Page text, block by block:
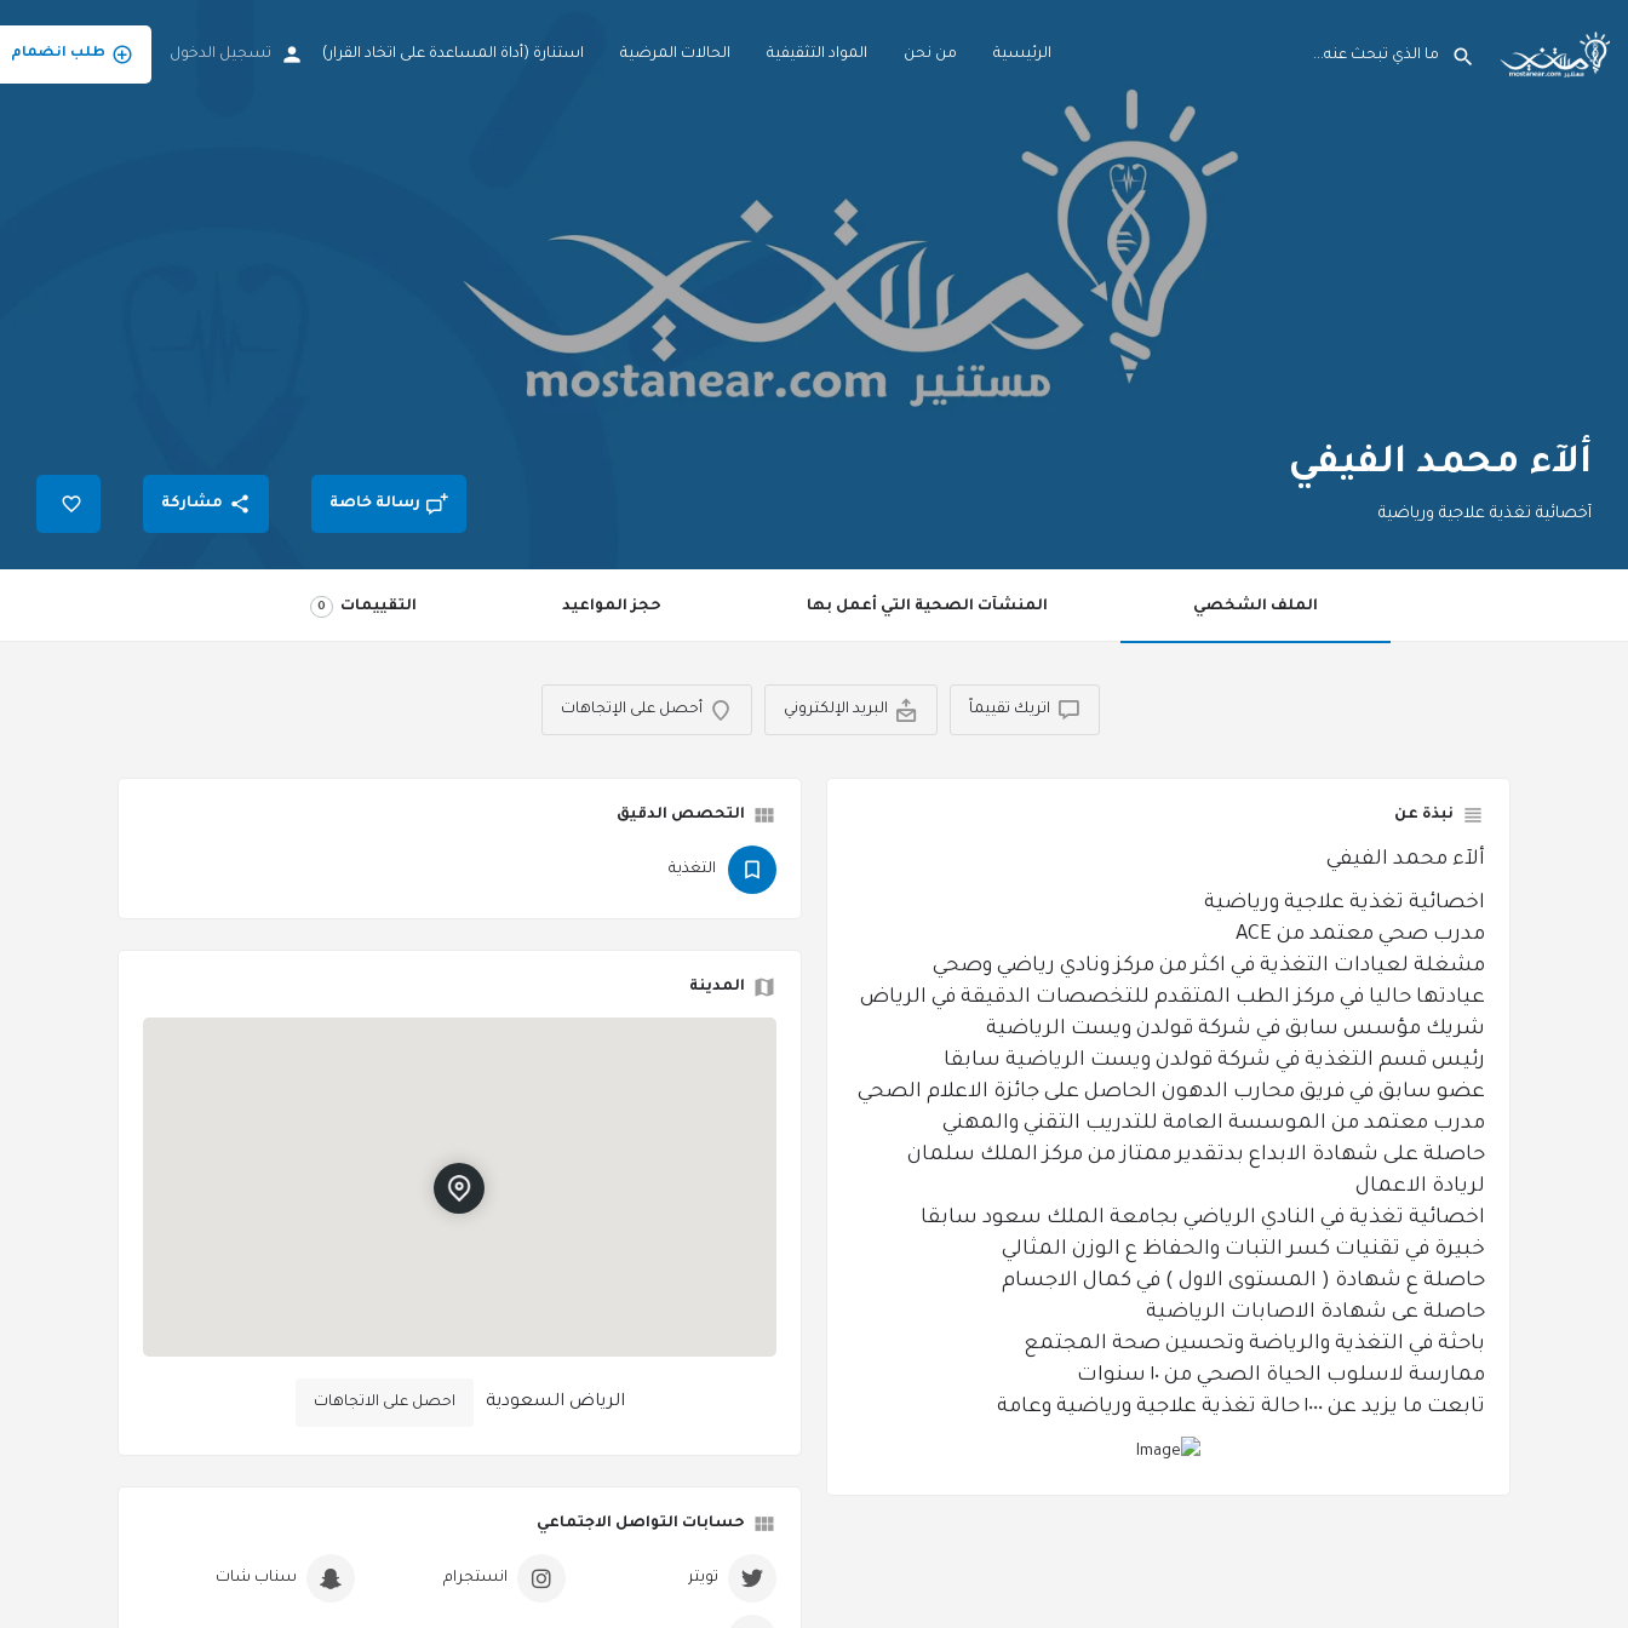
الرئيسية من نحن المواد التثقيفية الحالات المرضية استنارة (أداة المساعدة على اتخاد القرار) تسجيل الدخول طلب انضمام
ألآء محمد الفيفي
أخصائية تغذية علاجية ورياضية
رسالة خاصة مشاركة
الملف الشخصي المنشآت الصحية التي أعمل بها حجز المواعيد التقييمات 0
اتريك تقييماً البريد الإلكتروني أحصل على الإتجاهات
نبذة عن
ألآء محمد الفيفي
اخصائية تغذية علاجية ورياضية
مدرب صحي معتمد من ACE
مشغلة لعيادات التغذية في اكثر من مركز ونادي رياضي وصحي
عيادتها حاليا في مركز الطب المتقدم للتخصصات الدقيقة في الرياض
شريك مؤسس سابق في شركة قولدن ويست الرياضية
رئيس قسم التغذية في شركة قولدن ويست الرياضية سابقا
عضو سابق في فريق محارب الدهون الحاصل على جائزة الاعلام الصحي
مدرب معتمد من الموسسة العامة للتدريب التقني والمهني
حاصلة على شهادة الابداع بدتقدير ممتاز من مركز الملك سلمان
لريادة الاعمال
اخصائية تغذية في النادي الرياضي بجامعة الملك سعود سابقا
خبيرة في تقنيات كسر التبات والحفاظ ع الوزن المثالي
حاصلة ع شهادة ( المستوى الاول ) في كمال الاجسام
حاصلة عى شهادة الاصابات الرياضية
باحثة في التغذية والرياضة وتحسين صحة المجتمع
ممارسة لاسلوب الحياة الصحي من ١٠ سنوات
تابعت ما يزيد عن ١٠٠٠ حالة تغذية علاجية ورياضية وعامة
التحصص الدقيق
التغذية
المدينة
الرياض السعودية احصل على الاتجاهات
حسابات التواصل الاجتماعي
تويتر انستجرام سناب شات